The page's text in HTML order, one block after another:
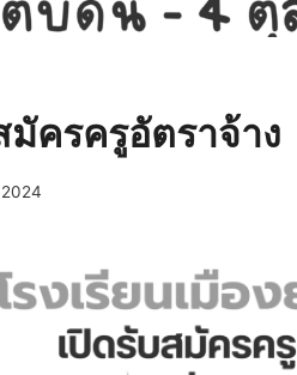
ครครูอัตราจ้าง